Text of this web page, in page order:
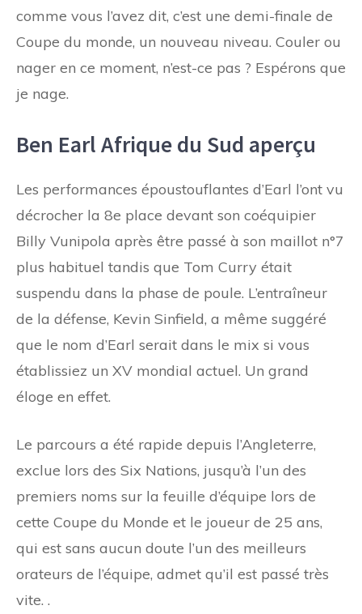
comme vous l’avez dit, c’est une demi-finale de
Coupe du monde, un nouveau niveau. Couler ou
nager en ce moment, n’est-ce pas ? Espérons que
je nage.
Ben Earl Afrique du Sud aperçu
Les performances époustouflantes d’Earl l’ont vu
décrocher la 8e place devant son coéquipier
Billy Vunipola après être passé à son maillot n°7
plus habituel tandis que Tom Curry était
suspendu dans la phase de poule. L’entraîneur
de la défense, Kevin Sinfield, a même suggéré
que le nom d’Earl serait dans le mix si vous
établissiez un XV mondial actuel. Un grand
éloge en effet.
Le parcours a été rapide depuis l’Angleterre,
exclue lors des Six Nations, jusqu’à l’un des
premiers noms sur la feuille d’équipe lors de
cette Coupe du Monde et le joueur de 25 ans,
qui est sans aucun doute l’un des meilleurs
orateurs de l’équipe, admet qu’il est passé très
vite. .